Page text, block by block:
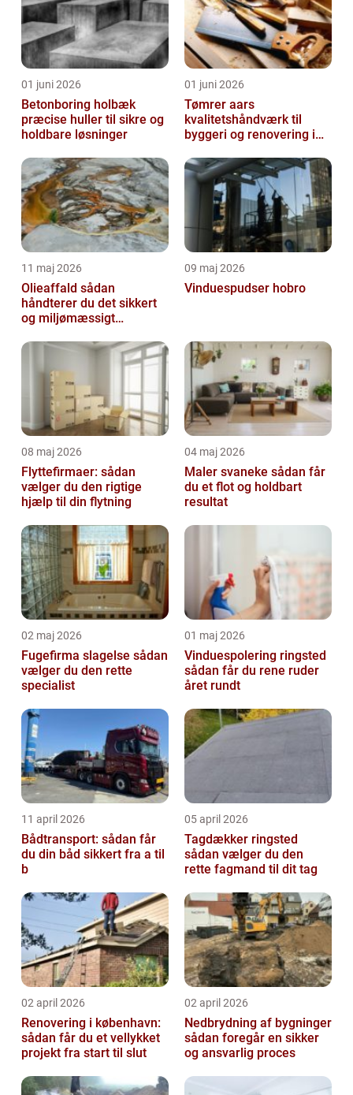
01 juni 2026
Betonboring holbæk
præcise huller til sikre og
holdbare løsninger
01 juni 2026
Tømrer aars
kvalitetshåndværk til
byggeri og renovering i
11 maj 2026
Olieaffald sådan
håndterer du det sikkert
og miljømæssigt
09 maj 2026
Vinduespudser hobro
08 maj 2026
Flyttefirmaer: sådan
vælger du den rigtige
hjælp til din flytning
04 maj 2026
Maler svaneke sådan får
du et flot og holdbart
resultat
02 maj 2026
Fugefirma slagelse sådan
vælger du den rette
specialist
01 maj 2026
Vinduespolering ringsted
sådan får du rene ruder
året rundt
11 april 2026
Bådtransport: sådan får
du din båd sikkert fra a til
b
05 april 2026
Tagdækker ringsted
sådan vælger du den
rette fagmand til dit tag
02 april 2026
Renovering i københavn:
sådan får du et vellykket
projekt fra start til slut
02 april 2026
Nedbrydning af bygninger
sådan foregår en sikker
og ansvarlig proces